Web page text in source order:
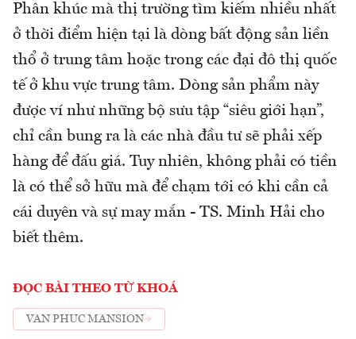
Phân khúc mà thị trường tìm kiếm nhiều nhất
ở thời điểm hiện tại là dòng bất động sản liền
thổ ở trung tâm hoặc trong các đại đô thị quốc
tế ở khu vực trung tâm. Dòng sản phẩm này
được ví như những bộ sưu tập “siêu giới hạn”,
chỉ cần bung ra là các nhà đầu tư sẽ phải xếp
hàng để đấu giá. Tuy nhiên, không phải có tiền
là có thể sở hữu mà để chạm tới có khi cần cả
cái duyên và sự may mắn - TS. Minh Hải cho
biết thêm.
ĐỌC BÀI THEO TỪ KHOÁ
VAN PHUC MANSION